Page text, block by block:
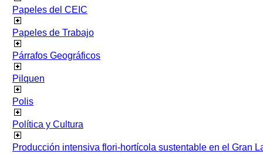
Papeles del CEIC
Papeles de Trabajo
Párrafos Geográficos
Pilquen
Polis
Política y Cultura
Producción intensiva flori-hortícola sustentable en el Gran